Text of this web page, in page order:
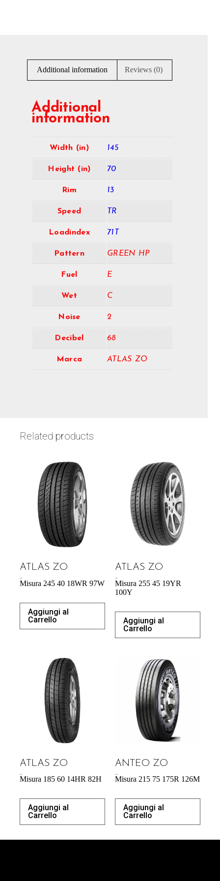
Additional information Reviews (0)
Additional
information
Width (in) 145
Height (in) 70
Rim 13
Speed TR
Loadindex 71T
Pattern GREEN HP
Fuel E
Wet C
Noise 2
Decibel 68
Marca ATLAS ZO
Related products
ATLAS ZO
Misura 245 40 18WR 97W
Aggiungi al
Carrello
ATLAS ZO
Misura 255 45 19YR
100Y
Aggiungi al
Carrello
ATLAS ZO
Misura 185 60 14HR 82H
Aggiungi al
Carrello
ANTEO ZO
Misura 215 75 175R 126M
Aggiungi al
Carrello